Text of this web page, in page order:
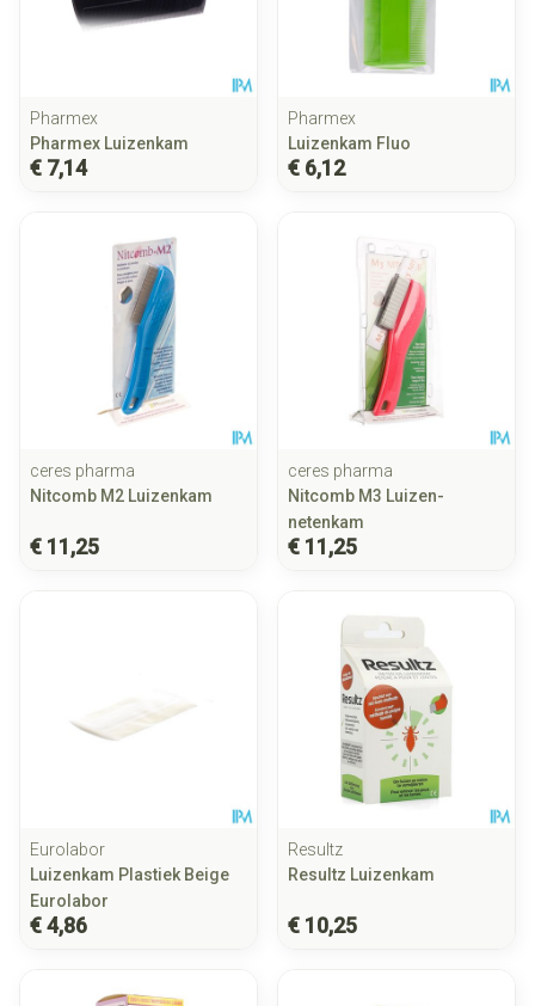
Pharmex
Pharmex Luizenkam
€ 7,14
Pharmex
Luizenkam Fluo
€ 6,12
ceres pharma
Nitcomb M2 Luizenkam
€ 11,25
ceres pharma
Nitcomb M3 Luizen-
netenkam
€ 11,25
Eurolabor
Luizenkam Plastiek Beige
Eurolabor
€ 4,86
Resultz
Resultz Luizenkam
€ 10,25